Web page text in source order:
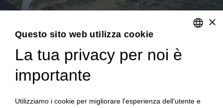
Domande
Frequenti
Gallery
Dona
×
Questo sito web utilizza cookie
La tua privacy per noi è
importante
Utilizziamo i cookie per migliorare l'esperienza dell'utente e